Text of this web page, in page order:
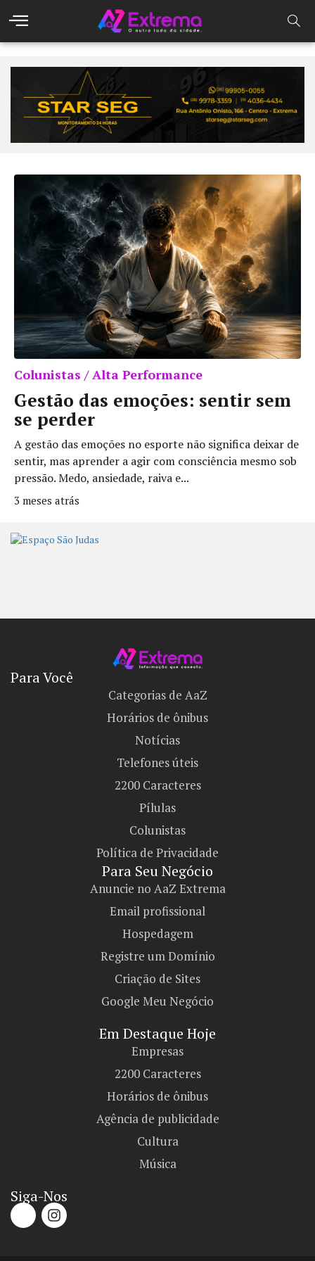
Colunistas / Alta Performance
Gestão das emoções: sentir sem
se perder
A gestão das emoções no esporte não significa deixar de
sentir, mas aprender a agir com consciência mesmo sob
pressão. Medo, ansiedade, raiva e...
3 meses atrás
Para Você
Categorias de AaZ
Horários de ônibus
Notícias
Telefones úteis
2200 Caracteres
Pílulas
Colunistas
Política de Privacidade
Para Seu Negócio​
Anuncie no AaZ Extrema
Email profissional
Hospedagem
Registre um Domínio
Criação de Sites
Google Meu Negócio
Em Destaque Hoje
Empresas
2200 Caracteres
Horários de ônibus
Agência de publicidade
Cultura
Música
Siga-Nos